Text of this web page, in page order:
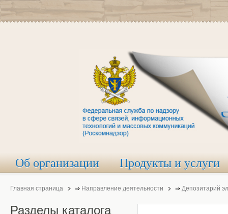
Об организации Продукты и услуги
Главная страница ⇒ Направление деятельности ⇒ Депозитарий
Разделы каталога